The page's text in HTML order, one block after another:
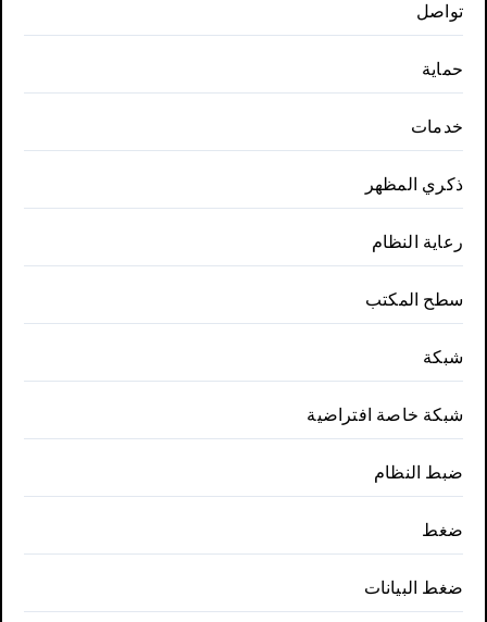
تواصل
حماية
خدمات
ذكري المظهر
رعاية النظام
سطح المكتب
شبكة
شبكة خاصة افتراضية
ضبط النظام
ضغط
ضغط البيانات